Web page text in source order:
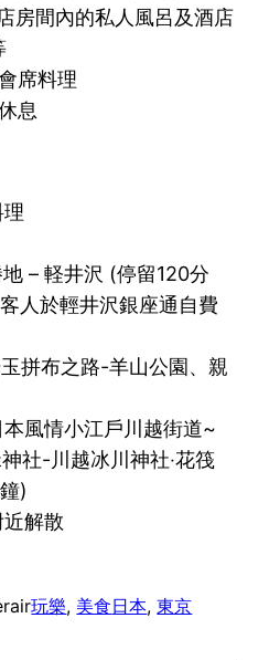
房間內的私人風呂及酒店
席料理
息
– 軽井沢 (停留120分
人於輕井沢銀座通自費
拼布之路-羊山公園、親
風情小江戶川越街道~
社-川越冰川神社‧花筏
)
解散
玩樂, 美食日本, 東京